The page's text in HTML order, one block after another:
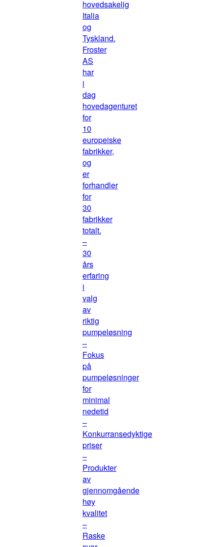
hovedsakelig
Italia
og
Tyskland.
Froster
AS
har
i
dag
hovedagenturet
for
10
europeiske
fabrikker,
og
er
forhandler
for
30
fabrikker
totalt.
–
30
års
erfaring
i
valg
av
riktig
pumpeløsning
–
Fokus
på
pumpeløsninger
for
minimal
nedetid
–
Konkurransedyktige
priser
–
Produkter
av
gjennomgående
høy
kvalitet
–
Raske